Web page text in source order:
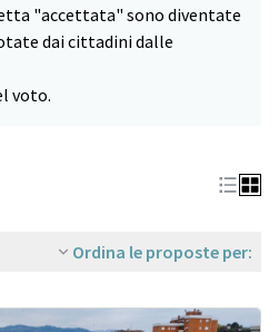
"accettata" sono diventate
dai cittadini dalle
voto.
Ordina le proposte per: